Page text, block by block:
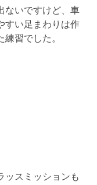
ないですけど、車
すい足まわりは作
習でした。
ッスミッションも